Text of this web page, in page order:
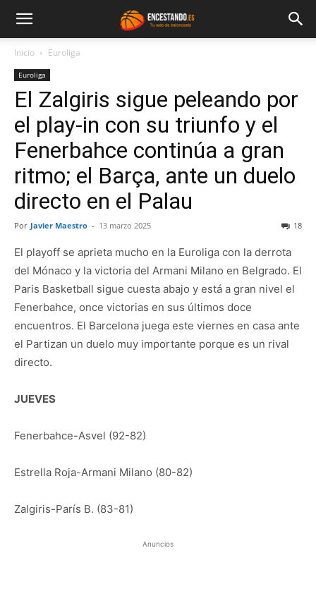
Inicio Euroliga
Euroliga
El Zalgiris sigue peleando por
el play-in con su triunfo y el
Fenerbahce continúa a gran
ritmo; el Barça, ante un duelo
directo en el Palau
Por Javier Maestro - 13 marzo 2025 18
El playoff se aprieta mucho en la Euroliga con la derrota
del Mónaco y la victoria del Armani Milano en Belgrado. El
Paris Basketball sigue cuesta abajo y está a gran nivel el
Fenerbahce, once victorias en sus últimos doce
encuentros. El Barcelona juega este viernes en casa ante
el Partizan un duelo muy importante porque es un rival
directo.
JUEVES
Fenerbahce-Asvel (92-82)
Estrella Roja-Armani Milano (80-82)
Zalgiris-París B. (83-81)
Anuncios